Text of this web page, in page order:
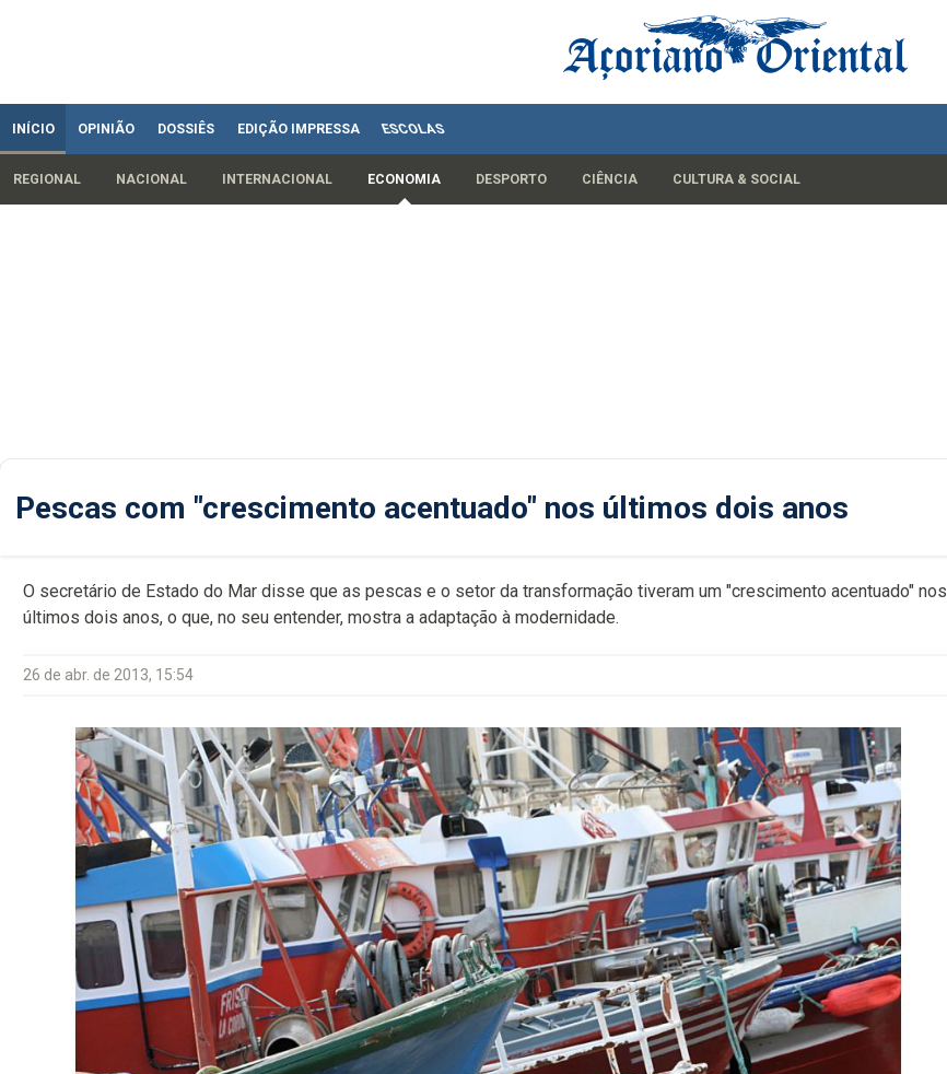
INÍCIO OPINIÃO DOSSIÊS EDIÇÃO IMPRESSA ESCOLAS
REGIONAL NACIONAL INTERNACIONAL ECONOMIA DESPORTO CIÊNCIA CULTURA & SOCIAL
Pescas com "crescimento acentuado" nos últimos dois anos
O secretário de Estado do Mar disse que as pescas e o setor da transformação tiveram um "crescimento acentuado" nos
últimos dois anos, o que, no seu entender, mostra a adaptação à modernidade.
26 de abr. de 2013, 15:54